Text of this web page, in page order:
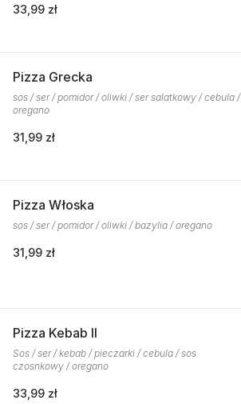
33,99 zł
Pizza Grecka
sos / ser / pomidor / oliwki / ser salatkowy / cebula /
oregano
31,99 zł
Pizza Włoska
sos / ser / pomidor / oliwki / bazylia / oregano
31,99 zł
Pizza Kebab II
Sos / ser / kebab / pieczarki / cebula / sos
czosnkowy / oregano
33,99 zł